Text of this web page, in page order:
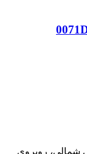
شمالی، روبروی